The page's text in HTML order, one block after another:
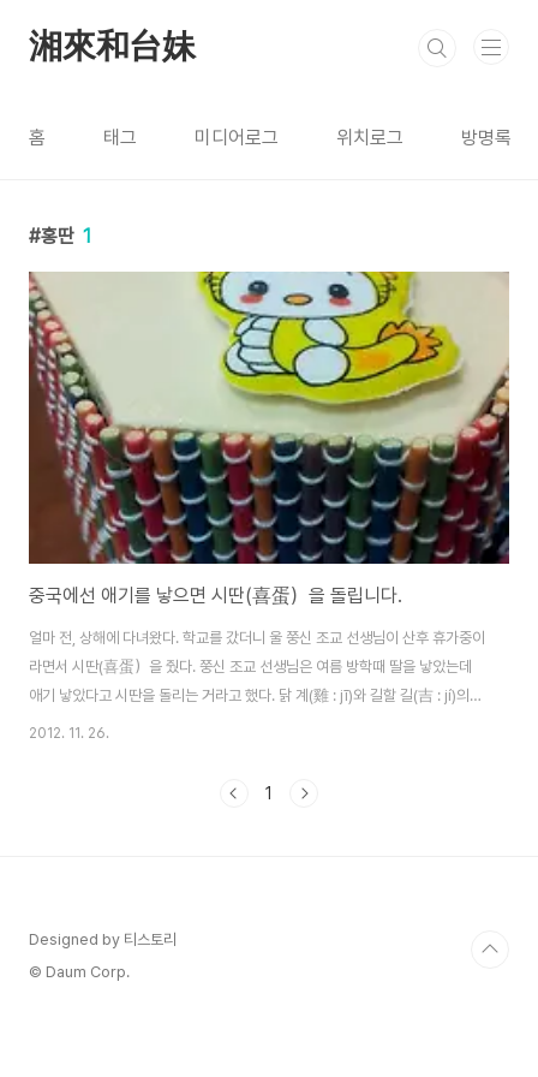
湘來和台妹
홈 태그 미디어로그 위치로그 방명록
홍딴 1
중국에선 애기를 낳으면 시딴(喜蛋）을 돌립니다.
얼마 전, 상해에 다녀왔다. 학교를 갔더니 울 쭝신 조교 선생님이 산후 휴가중이
라면서 시딴(喜蛋）을 줬다. 쭝신 조교 선생님은 여름 방학때 딸을 낳았는데
애기 낳았다고 시딴을 돌리는 거라고 했다. 닭 계(雞 : jī)와 길할 길(吉 : jí)의
발음이 같아 달걀을 돌린다고 한다. 전통적인 방법으로는 달걀을 삶아서 빨간
스티커도 붙여져 있다. 안에는 달걀 2개가 들어있다. 달걀과 함께 딸을 낳았으
2012. 11. 26.
1
Designed by 티스토리
© Daum Corp.